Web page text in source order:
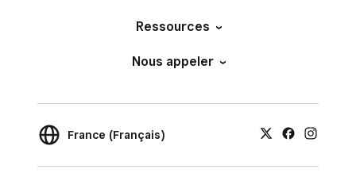
Ressources
Nous appeler
France (Français)